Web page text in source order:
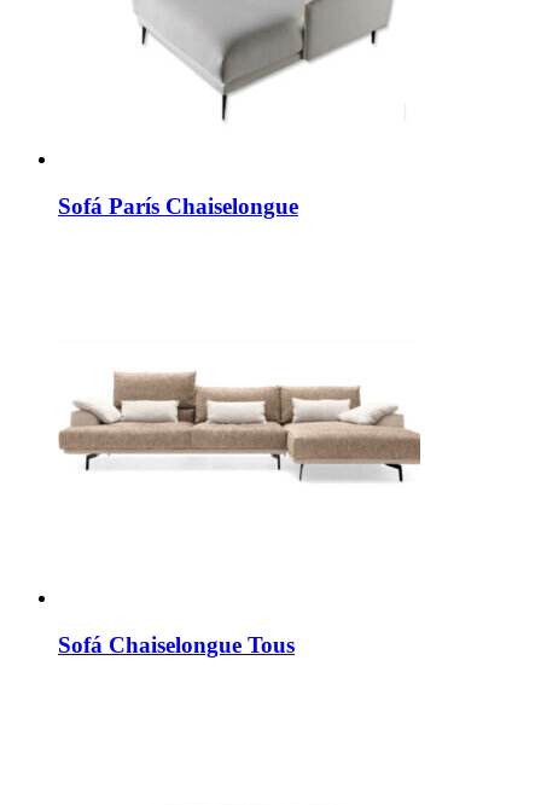
Sofá París Chaiselongue
Sofá Chaiselongue Tous